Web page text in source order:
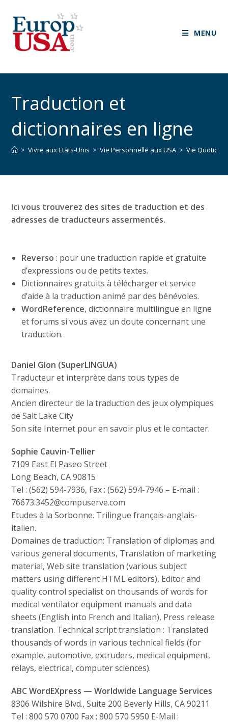
MENU
Traduction et
dictionnaires en ligne
> Vivre aux Etats-Unis > Vie Personnelle aux USA > Vie
Ici vous trouverez des sites de traduction et des
adresses de traducteurs assermentés.
Reverso : pour une traduction rapide et gratuite
d’expressions ou de petits textes.
Dictionnaires gratuits à télécharger et service
d’aide à la traduction animé par des bénévoles.
WordReference, dictionnaire multilingue en ligne
et forums si vous avez un doute concernant une
traduction.
Daniel Glon (SuperLINGUA)
Traducteur et interprète dans tous types de
domaines.
Ancien directeur de la traduction des jeux olympiques
de Salt Lake City
Son site Internet pour en savoir plus et le contacter.
Sophie Cauvin-Tellier
7109 East El Paseo Street
Long Beach, CA 90815
Tel : (562) 594-7936, Fax : (562) 594-7946 – E-mail :
76673.3452@compuserve.com
Etudes à la Sorbonne. Trilingue français-anglais-
italien.
Domaines de traduction: Translation of diplomas and
various general documents, Translation of marketing
material, Web site translation (various subject
matters using different HTML editors), Editor and
quality control specialist on thousands of words for
medical ventilator equipment manuals and data
sheets (English into French and Italian), Press release
translation. Technical script translation : Translated
thousands of words in various technical fields (for
example, automotive, extruders, medical equipment,
relays, electrical, computer sciences).
ABC WordEXpress — Worldwide Language Services
8306 Wilshire Blvd., Suite 200 Beverly Hills, CA 90211
Tel : 800 570 0700 Fax : 800 570 5950 E-Mail :